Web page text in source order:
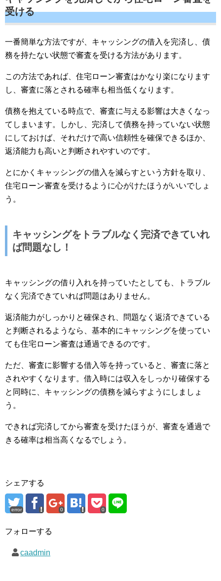
受ける
一番簡単な方法ですが、キャッシングの借入を完済し、債
務を持たない状態で審査を受ける方法があります。
この方法であれば、住宅ローン審査はかなり楽になります
し、審査に落とされる確率も相当低くなります。
債務を抱えている時点で、審査に与える影響は大きくなっ
てしまいます。しかし、完済して債務を持っていない状態
にしておけば、それだけで高い信頼性を確保できるほか、
返済能力も高いと判断されやすいのです。
とにかくキャッシングの借入を減らすという方針を取り、
住宅ローン審査を受けるように心がけたほうがいいでしょ
う。
キャッシングをトラブルなく完済できていれ
ば問題なし！
キャッシングの借り入れを持っていたとしても、トラブル
なく完済できていれば問題はありません。
返済能力がしっかりと確保され、問題なく返済できている
と判断されるようなら、基本的にキャッシングを使ってい
ても住宅ローン審査は通過できるのです。
ただ、審査に影響する借入等を持っていると、審査に落と
されやすくなります。借入時には収入をしっかり確保する
と同時に、キャッシングの債務を減らすようにしましょ
う。
できれば完済してから審査を受けたほうが、審査を通過で
きる確率は相当高くなるでしょう。
シェアする
error 0 0
フォローする
caadmin